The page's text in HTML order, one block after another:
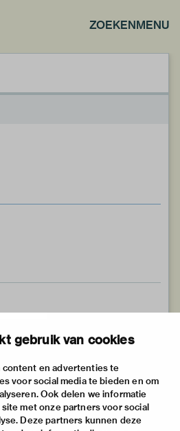
gebruik van cookies
content en advertenties te
voor social media te bieden en om
Ook delen we informatie
met onze partners voor social
Deze partners kunnen deze
ZOEKENMENU